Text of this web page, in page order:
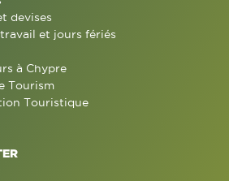
devises
et jours fériés
à Chypre
Tourism
Touristique